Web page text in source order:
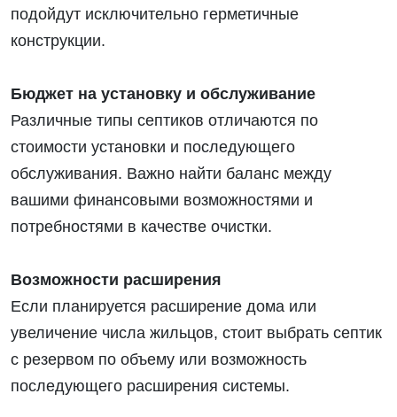
подойдут исключительно герметичные
конструкции.
Бюджет на установку и обслуживание
Различные типы септиков отличаются по
стоимости установки и последующего
обслуживания. Важно найти баланс между
вашими финансовыми возможностями и
потребностями в качестве очистки.
Возможности расширения
Если планируется расширение дома или
увеличение числа жильцов, стоит выбрать септик
с резервом по объему или возможность
последующего расширения системы.